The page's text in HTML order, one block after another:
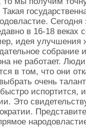
Сегодня
в 16-18 веках
идея улучшения
собрание
не работает.
в том, что они
очень
испортится,
Это